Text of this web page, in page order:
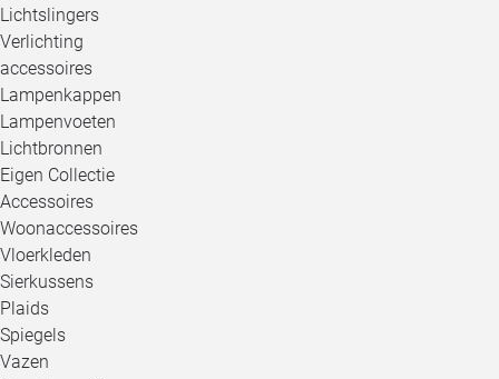
Lichtslingers
Verlichting
accessoires
Lampenkappen
Lampenvoeten
Lichtbronnen
Eigen Collectie
Accessoires
Woonaccessoires
Vloerkleden
Sierkussens
Plaids
Spiegels
Vazen